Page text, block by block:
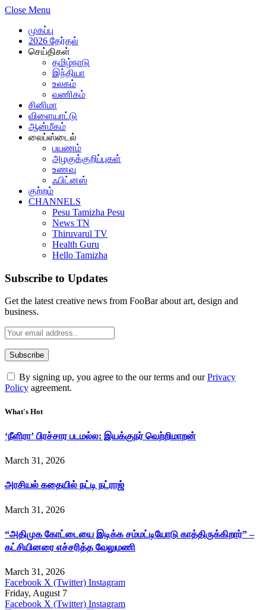
Close Menu
முகப்பு
2026 தேர்தல்
செய்திகள்
தமிழ்நாடு
இந்தியா
உலகம்
வணிகம்
சினிமா
விளையாட்டு
ஆன்மீகம்
லைப்ஸ்டைல்
பயணம்
அழகுக்குறிப்புகள்
உணவு
ஃபிட்னஸ்
குற்றம்
CHANNELS
Pesu Tamizha Pesu
News TN
Thiruvarul TV
Health Guru
Hello Tamizha
Subscribe to Updates
Get the latest creative news from FooBar about art, design and
business.
By signing up, you agree to the our terms and ourPrivacy
Policy agreement.
What's Hot
‘நீளிரா’ பிரச்சார படமல்ல: இயக்குநர் வெற்றிமாறன்
March 31, 2026
அரசியல் கதையில் நட்டி நட்ராஜ்
March 31, 2026
“அதிமுக கோட்டையை இடிக்க சம்மட்டியோடு காத்திருக்கிறார்” –
கட்சியினரை எச்சரித்த வேலுமணி
March 31, 2026
Facebook X (Twitter) Instagram
Friday, August 7
Facebook X (Twitter) Instagram